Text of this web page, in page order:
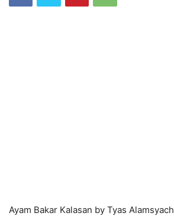
Ayam Bakar Kalasan by Tyas Alamsyach